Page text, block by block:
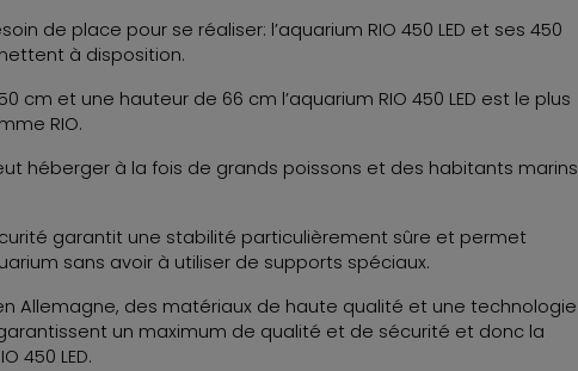
de place pour se réaliser: l’aquarium RIO 450 LED et ses 450
à disposition.
cm et une hauteur de 66 cm l’aquarium RIO 450 LED est le plus
RIO.
héberger à la fois de grands poissons et des habitants marins
garantit une stabilité particulièrement sûre et permet
sans avoir à utiliser de supports spéciaux.
Allemagne, des matériaux de haute qualité et une technologie
un maximum de qualité et de sécurité et donc la
450 LED.